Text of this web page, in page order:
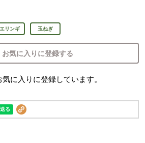
エリンギ 玉ねぎ
お気に入りに登録する
に入りに登録しています。